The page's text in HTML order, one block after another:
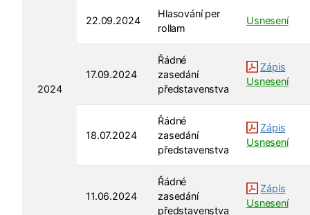
2024
22.09.2024
Hlasování per
rollam
Usnesení
17.09.2024
Řádné
zasedání
představenstva
Zápis
Usnesení
18.07.2024
Řádné
zasedání
představenstva
Zápis
Usnesení
11.06.2024
Řádné
zasedání
představenstva
Zápis
Usnesení